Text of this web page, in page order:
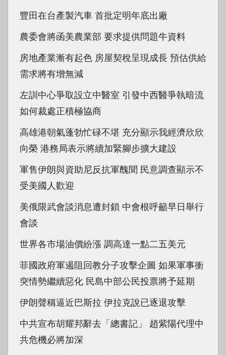
豐田在台產製汽車 首批定明年底出廠
農委會將函美農業部 要求提供問題牛資料
房地產業漸有起色 房屋契稅呈現成長 預估供給
需求將有增無減
左訓中心爭取設立中醫室 引發中西醫爭執暗流
如何裁處正積極協商
高雄港朝氣蓬勃忙碌不堪 充分顯示我經濟欣欣
向榮 港務局表示將續加緊腳步擴大建設
軍售伊朗與資助尼反抗軍醜聞 民意調查顯示不
受美國人歡迎
美俄限武會談消息遭封鎖 中會根呼籲早日舉行
會談
世界各市場油價紛漲 調高達一點二五美元
菲國政府軍遏阻回教分子攻擊企圖 如果軍事衝
突情勢繼續惡化 民島中部公民投票將予延期
伊朗聲稱逼近巴斯拉 伊拉克說已逐退攻擊
中共宣布胡耀邦辭去「總書記」 趙紫陽代理中
共危機必將加深